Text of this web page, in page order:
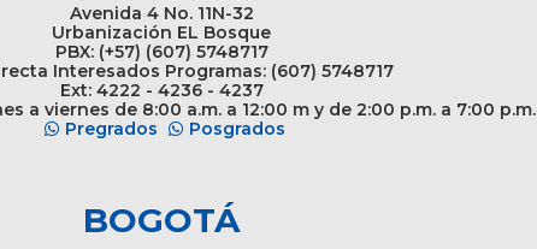
Avenida 4 No. 11N-32
Urbanización EL Bosque
PBX: (+57) (607) 5748717
Interesados Programas: (607) 5748717
Ext: 4222 - 4236 - 4237
a viernes de 8:00 a.m. a 12:00 m y de 2:00 p.m. a 7:00 p.m.
Pregrados
Posgrados
BOGOTÁ